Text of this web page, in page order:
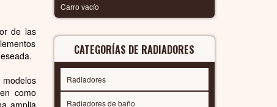
de las
como
amplia
Carro vacío
CATEGORÍAS DE RADIADORES
Radiadores
Radiadores de baño